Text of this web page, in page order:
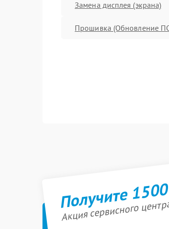
Замена дисплея (экрана)
Прошивка (Обновление
Получите
Акция сервисного